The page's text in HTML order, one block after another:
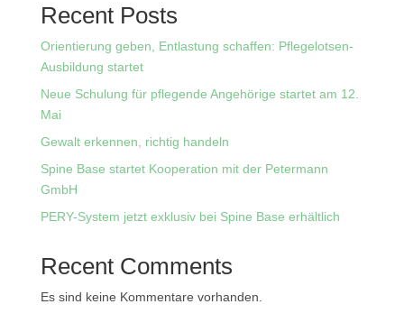
Recent Posts
Orientierung geben, Entlastung schaffen: Pflegelotsen-
Ausbildung startet
Neue Schulung für pflegende Angehörige startet am 12.
Mai
Gewalt erkennen, richtig handeln
Spine Base startet Kooperation mit der Petermann
GmbH
PERY-System jetzt exklusiv bei Spine Base erhältlich
Recent Comments
Es sind keine Kommentare vorhanden.